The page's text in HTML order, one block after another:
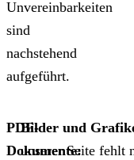
Unvereinbarkeiten
sind
nachstehend
aufgeführt.
PDF-
Dokumente:
Bilder und
unserer Seite fehlt